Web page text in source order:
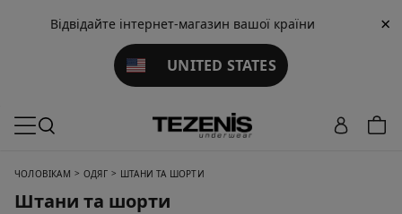
Відвідайте інтернет-магазин вашої країни
UNITED STATES
×
ЧОЛОВІКАМ > ОДЯГ > ШТАНИ ТА ШОРТИ
Штани та шорти